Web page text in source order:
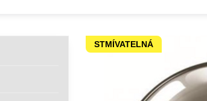
STMÍVATELNÁ